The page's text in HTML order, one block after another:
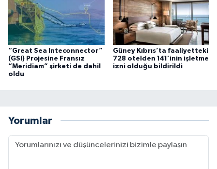
“Great Sea Inteconnector”
(GSI) Projesine Fransız
“Meridiam” şirketi de dahil
oldu
Güney Kıbrıs’ta faaliyetteki
728 otelden 141’inin işletme
izni olduğu bildirildi
Yorumlar